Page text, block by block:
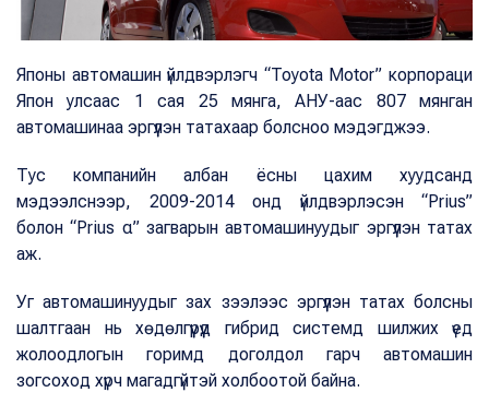
Японы автомашин үйлдвэрлэгч “Toyota Motor” корпораци
Япон улсаас 1 сая 25 мянга, АНУ-аас 807 мянган
автомашинаа эргүүлэн татахаар болсноо мэдэгджээ.
Тус компанийн албан ёсны цахим хуудсанд
мэдээлснээр, 2009-2014 онд үйлдвэрлэсэн “Prius”
болон “Prius α” загварын автомашинуудыг эргүүлэн татах
аж.
Уг автомашинуудыг зах зээлээс эргүүлэн татах болсны
шалтгаан нь хөдөлгүүрүүд гибрид системд шилжих үед
жолоодлогын горимд доголдол гарч автомашин
зогсоход хүрч магадгүйтэй холбоотой байна.